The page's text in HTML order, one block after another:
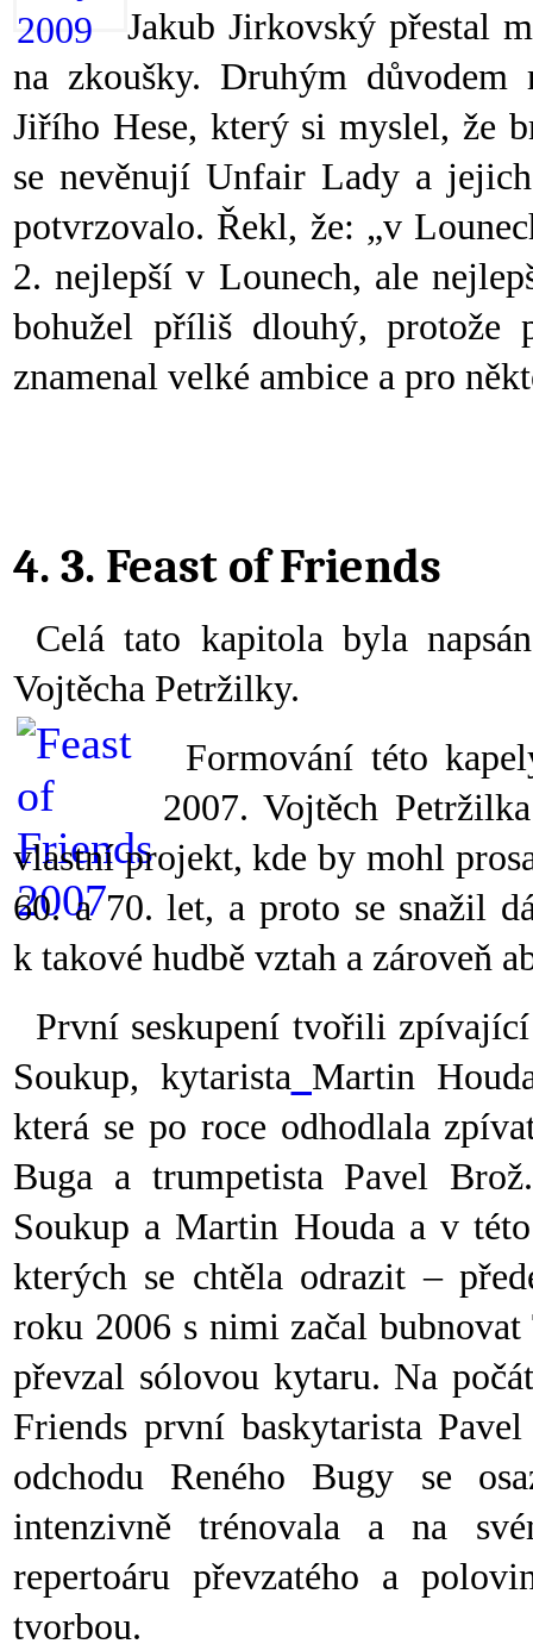
Jakub Jirkovský přestal
na zkoušky. Druhým
Jiřího Hese, který si myslel, že
se nevěnují Unfair Lady a
potvrzovalo. Řekl, že: „v
2. nejlepší v Lounech, ale
bohužel příliš dlouhý, protože
znamenal velké ambice a pro
4. 3. Feast of Friends
Celá tato kapitola byla
Vojtěcha Petržilky.
Formování této
2007. Vojtěch
vlastní projekt, kde by mohl
60. a 70. let, a proto se snažil
k takové hudbě vztah a zároveň
První seskupení tvořili
Soukup, kytarista Martin
která se po roce odhodlala
Buga a trumpetista Pavel
Soukup a Martin Houda a v
kterých se chtěla odrazit –
roku 2006 s nimi začal
převzal sólovou kytaru. Na
Friends první baskytarista
odchodu Reného Bugy se
intenzivně trénovala a na
repertoáru převzatého a
tvorbou.